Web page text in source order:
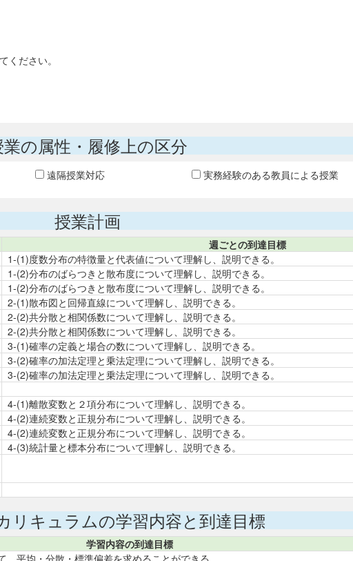
ください。
の属性・履修上の区分
遠隔授業対応 実務経験のある教員による授業
授業計画
週ごとの到達目標
1-(1)度数分布の特徴量と代表値について理解し、説明できる。
1-(2)分布のばらつきと散布度について理解し、説明できる。
1-(2)分布のばらつきと散布度について理解し、説明できる。
2-(1)散布図と回帰直線について理解し、説明できる。
2-(2)共分散と相関係数について理解し、説明できる。
2-(2)共分散と相関係数について理解し、説明できる。
3-(1)確率の定義と場合の数について理解し、説明できる。
3-(2)確率の加法定理と乗法定理について理解し、説明できる。
3-(2)確率の加法定理と乗法定理について理解し、説明できる。
4-(1)離散変数と２項分布について理解し、説明できる。
4-(2)連続変数と正規分布について理解し、説明できる。
4-(2)連続変数と正規分布について理解し、説明できる。
4-(3)統計量と標本分布について理解し、説明できる。
リキュラムの学習内容と到達目標
学習内容の到達目標
、平均・分散・標準偏差を求めることができる。